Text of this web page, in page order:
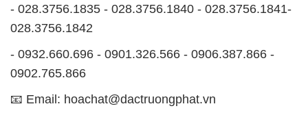
- 028.3756.1835 - 028.3756.1840 - 028.3756.1841-
028.3756.1842
- 0932.660.696 - 0901.326.566 - 0906.387.866 -
0902.765.866
📧 Email: hoachat@dactruongphat.vn